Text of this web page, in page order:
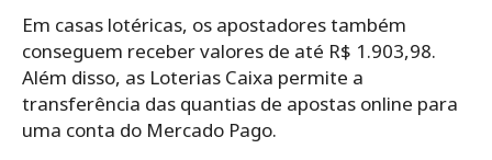
Em casas lotéricas, os apostadores também
conseguem receber valores de até R$ 1.903,98.
Além disso, as Loterias Caixa permite a
transferência das quantias de apostas online para
uma conta do Mercado Pago.